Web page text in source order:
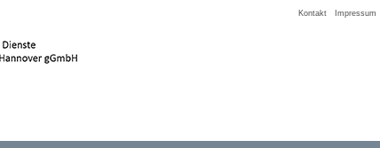
Kontakt Impressum